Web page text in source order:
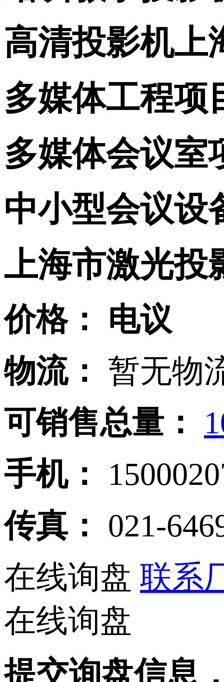
高清投影机上
多媒体工程项
多媒体会议室
中小型会议设
上海市激光投
价格：
电议
物流： 暂无物
可销售总量：
手机：
传真：
021-
在线询盘 联系
在线询盘
提交询盘信息